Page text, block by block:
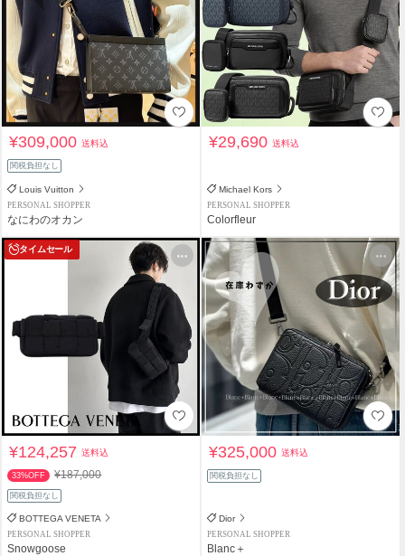
¥309,000送料込
関税負担なし
Louis Vuitton
PERSONAL SHOPPER
なにわのオカン
¥29,690送料込
Michael Kors
PERSONAL SHOPPER
Colorfleur
タイムセール
¥124,257送料込
33%OFF ¥187,000
関税負担なし
BOTTEGA VENETA
PERSONAL SHOPPER
Snowgoose
¥325,000送料込
関税負担なし
Dior
PERSONAL SHOPPER
Blanc＋